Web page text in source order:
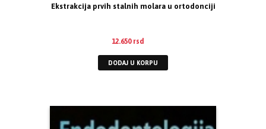
Ekstrakcija prvih stalnih molara u ortodonciji
12.650 rsd
DODAJ U KORPU